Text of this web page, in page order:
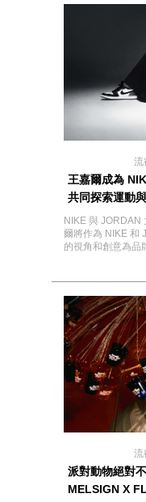
流
王嘉爾成為
共同探索運動
NIKE 與
爾將作為 NIKE 和
的視角和創意為品
流
派對動物絕對
MELSIGN X